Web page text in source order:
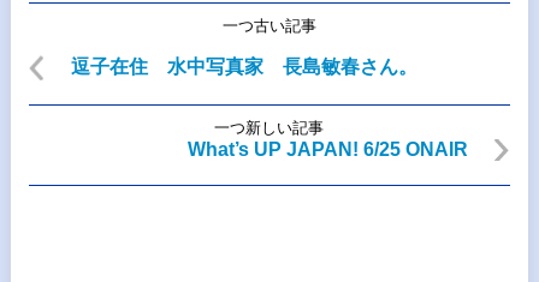
一つ古い記事
逗子在住 水中写真家 長島敏春さん。
一つ新しい記事
What’s UP JAPAN! 6/25 ONAIR